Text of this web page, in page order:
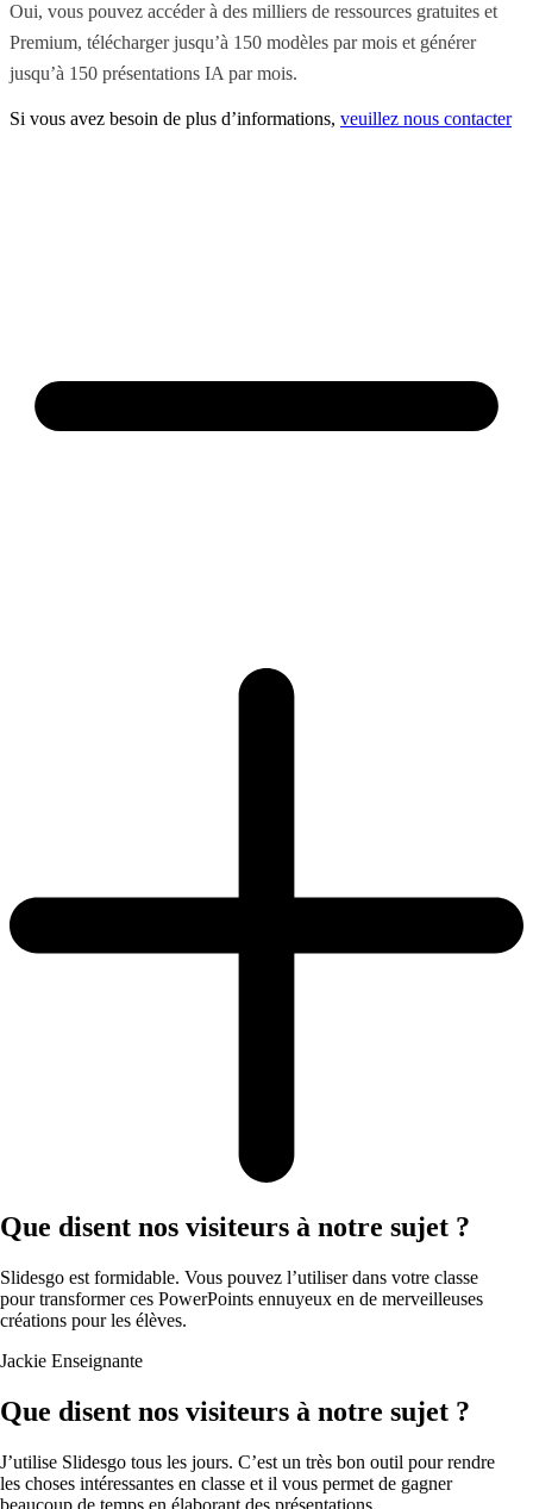
Oui, vous pouvez accéder à des milliers de ressources gratuites et
Premium, télécharger jusqu’à 150 modèles par mois et générer
jusqu’à 150 présentations IA par mois.
Si vous avez besoin de plus d’informations, veuillez nous contacter
Que disent nos visiteurs à notre sujet ?
Slidesgo est formidable. Vous pouvez l’utiliser dans votre classe
pour transformer ces PowerPoints ennuyeux en de merveilleuses
créations pour les élèves.
Jackie Enseignante
Que disent nos visiteurs à notre sujet ?
J’utilise Slidesgo tous les jours. C’est un très bon outil pour rendre
les choses intéressantes en classe et il vous permet de gagner
beaucoup de temps en élaborant des présentations.